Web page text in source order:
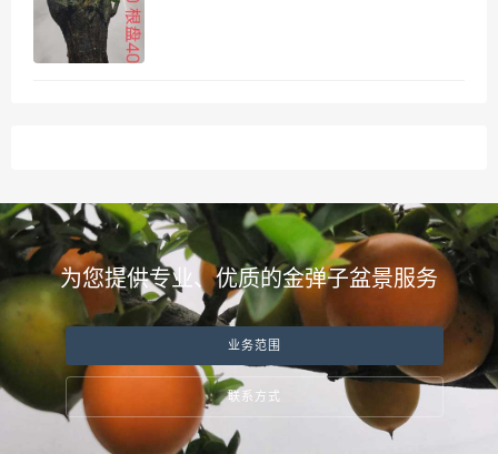
为您提供专业、优质的金弹子盆景服务
业务范围
联系方式